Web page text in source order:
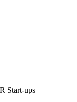
Start-ups